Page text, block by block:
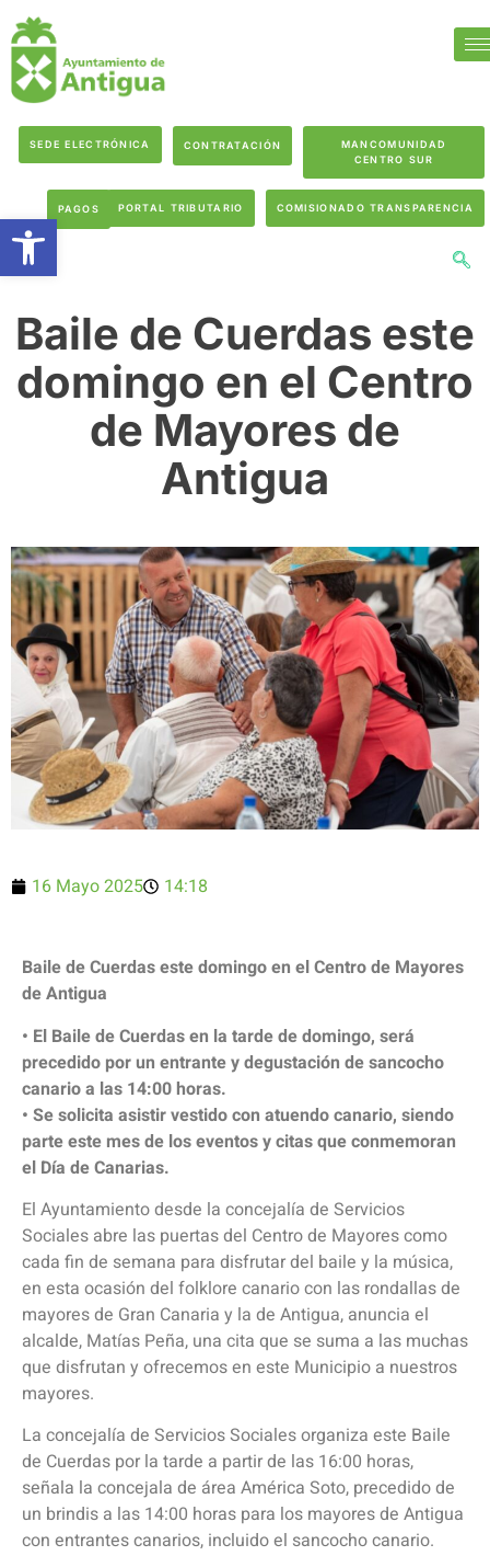
SEDE ELECTRÓNICA CONTRATACIÓN
MANCOMUNIDAD
CENTRO SUR
PAGOS PORTAL TRIBUTARIO COMISIONADO TRANSPARENCIA
Baile de Cuerdas este
domingo en el Centro
de Mayores de
Antigua
16 Mayo 2025 14:18
Baile de Cuerdas este domingo en el Centro de Mayores
de Antigua
• El Baile de Cuerdas en la tarde de domingo, será
precedido por un entrante y degustación de sancocho
canario a las 14:00 horas.
• Se solicita asistir vestido con atuendo canario, siendo
parte este mes de los eventos y citas que conmemoran
el Día de Canarias.
El Ayuntamiento desde la concejalía de Servicios
Sociales abre las puertas del Centro de Mayores como
cada fin de semana para disfrutar del baile y la música,
en esta ocasión del folklore canario con las rondallas de
mayores de Gran Canaria y la de Antigua, anuncia el
alcalde, Matías Peña, una cita que se suma a las muchas
que disfrutan y ofrecemos en este Municipio a nuestros
mayores.
La concejalía de Servicios Sociales organiza este Baile
de Cuerdas por la tarde a partir de las 16:00 horas,
señala la concejala de área América Soto, precedido de
un brindis a las 14:00 horas para los mayores de Antigua
con entrantes canarios, incluido el sancocho canario.
Abrir barra de herramientas